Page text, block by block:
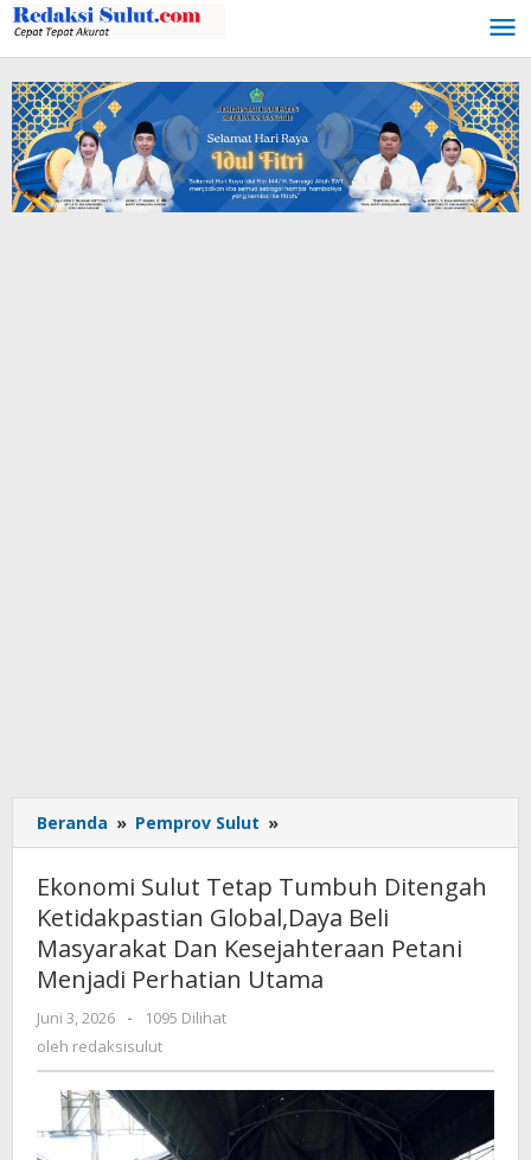
Lewati
ke
konten
Beranda » Pemprov Sulut »
Sulut
Tumbuh
Ditengah
Ketidakpastian
Global,Daya
Kesejahteraan
Petani
Menjadi
Perhatian
Ekonomi Sulut Tetap Tumbuh Ditengah
Ketidakpastian Global,Daya Beli
Masyarakat Dan Kesejahteraan Petani
Menjadi Perhatian Utama
Juni 3, 2026
oleh
redaksisulut
-
1095 Dilihat
oleh redaksisulut